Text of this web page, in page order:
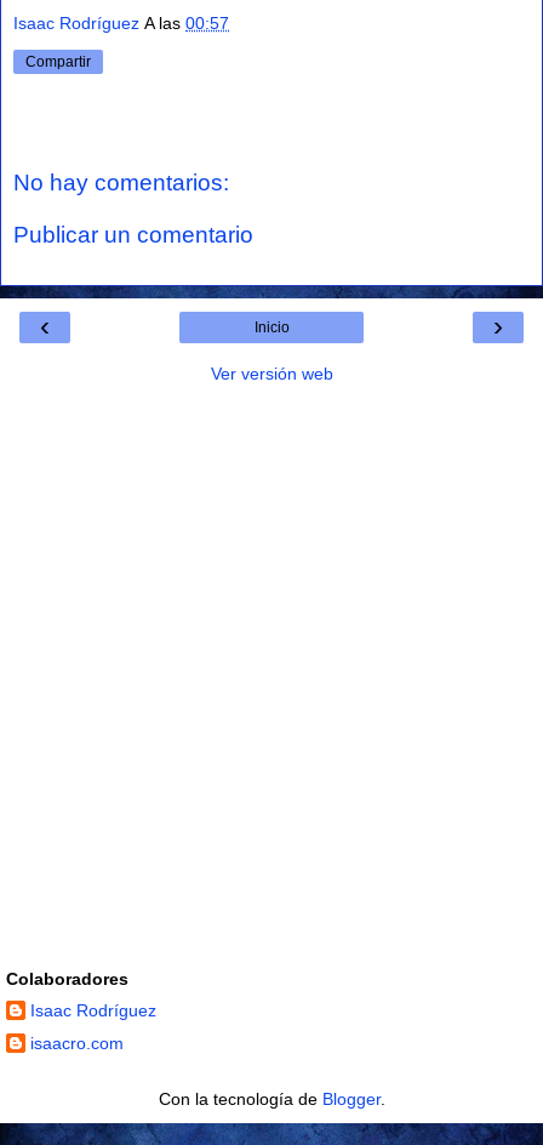
Isaac Rodríguez A las 00:57
Compartir
No hay comentarios:
Publicar un comentario
‹ ›
Inicio
Ver versión web
Colaboradores
Isaac Rodríguez
isaacro.com
Con la tecnología de Blogger.